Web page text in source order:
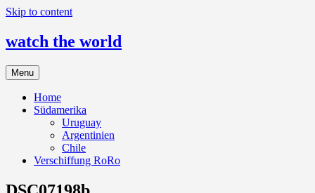
Skip to content
watch the world
Menu
Home
Südamerika
Uruguay
Argentinien
Chile
Verschiffung RoRo